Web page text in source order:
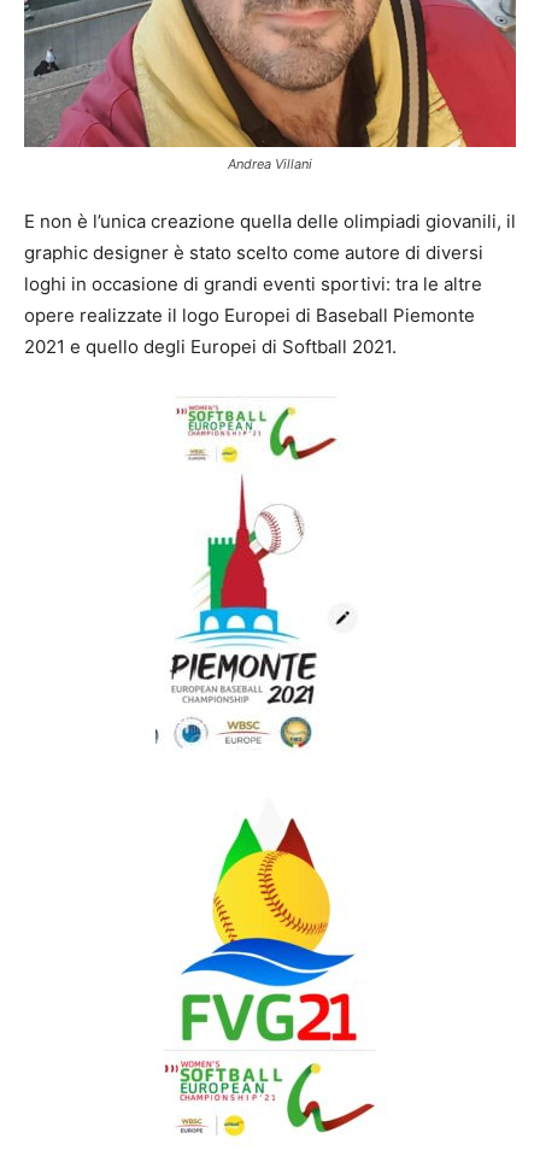
Andrea Villani
E non è l’unica creazione quella delle olimpiadi giovanili, il
graphic designer è stato scelto come autore di diversi
loghi in occasione di grandi eventi sportivi: tra le altre
opere realizzate il logo Europei di Baseball Piemonte
2021 e quello degli Europei di Softball 2021.